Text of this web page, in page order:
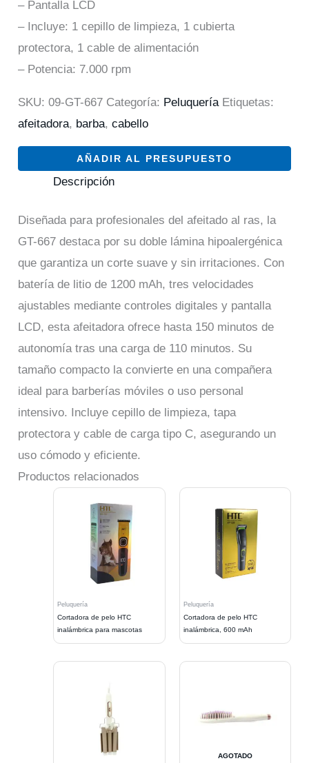
– Pantalla LCD
– Incluye: 1 cepillo de limpieza, 1 cubierta
protectora, 1 cable de alimentación
– Potencia: 7.000 rpm
SKU:09-GT-667 Categoría: Peluquería Etiquetas:
afeitadora, barba,cabello
AÑADIR AL PRESUPUESTO
Descripción
Diseñada para profesionales del afeitado al ras, la
GT-667 destaca por su doble lámina hipoalergénica
que garantiza un corte suave y sin irritaciones. Con
batería de litio de 1200 mAh, tres velocidades
ajustables mediante controles digitales y pantalla
LCD, esta afeitadora ofrece hasta 150 minutos de
autonomía tras una carga de 110 minutos. Su
tamaño compacto la convierte en una compañera
ideal para barberías móviles o uso personal
intensivo. Incluye cepillo de limpieza, tapa
protectora y cable de carga tipo C, asegurando un
uso cómodo y eficiente.
Productos relacionados
Peluquería
Cortadora de pelo HTC
inalámbrica para mascotas
Peluquería
Cortadora de pelo HTC
inalámbrica, 600 mAh
AGOTADO